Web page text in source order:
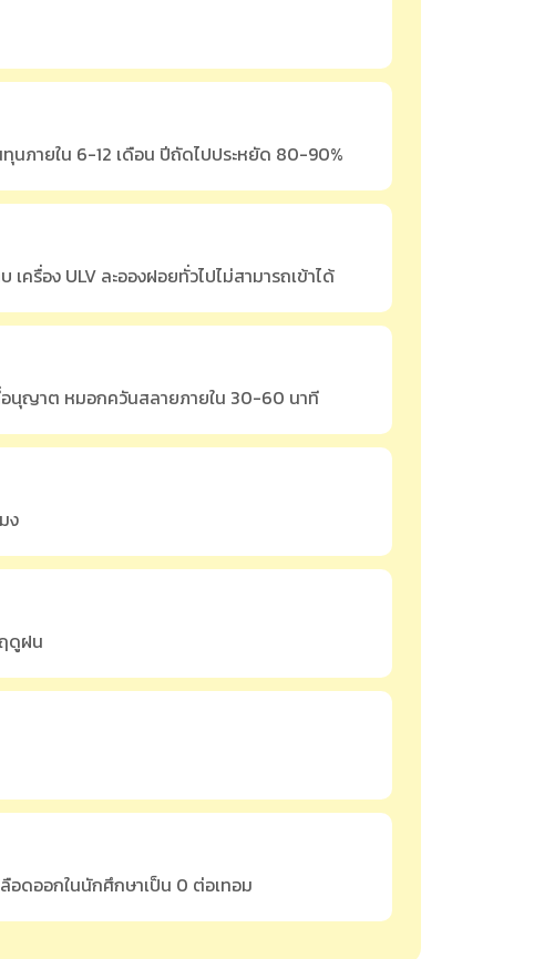
ภายใน 6-12 เดือน ปีถัดไปประหยัด 80-90%
รื่อง ULV ละอองฝอยทั่วไปไม่สามารถเข้าได้
อนุญาต หมอกควันสลายภายใน 30-60 นาที
ง
ดูฝน
อดออกในนักศึกษาเป็น 0 ต่อเทอม